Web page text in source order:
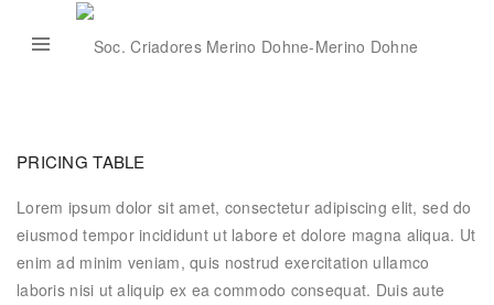
PRICING TABLE
Lorem ipsum dolor sit amet, consectetur adipiscing elit, sed do
eiusmod tempor incididunt ut labore et dolore magna aliqua. Ut
enim ad minim veniam, quis nostrud exercitation ullamco
laboris nisi ut aliquip ex ea commodo consequat. Duis aute